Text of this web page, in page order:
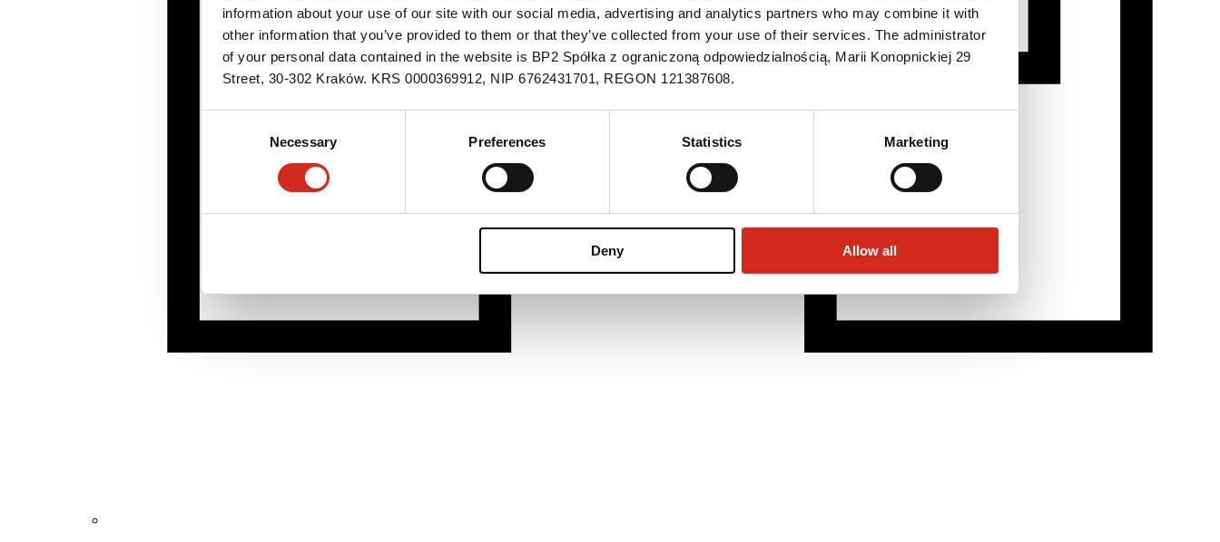
information about your use of our site with our social media, advertising and analytics partners who may combine it with
other information that you’ve provided to them or that they’ve collected from your use of their services. The administrator
of your personal data contained in the website is BP2 Spółka z ograniczoną odpowiedzialnością, Marii Konopnickiej 29
Street, 30-302 Kraków. KRS 0000369912, NIP 6762431701, REGON 121387608.
Necessary Preferences Statistics Marketing
Deny Allow all